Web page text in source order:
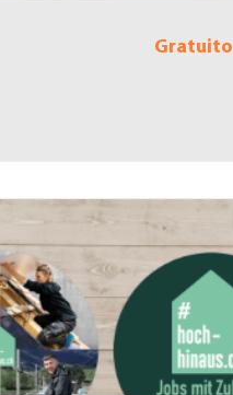
Gratuito